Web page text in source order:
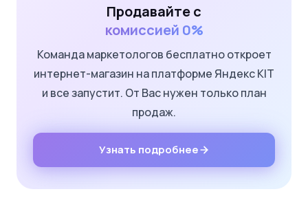
Продавайте с
комиссией 0%
Команда маркетологов бесплатно откроет
интернет-магазин на платформе Яндекс KIT
и все запустит. От Вас нужен только план
продаж.
Узнать подробнее